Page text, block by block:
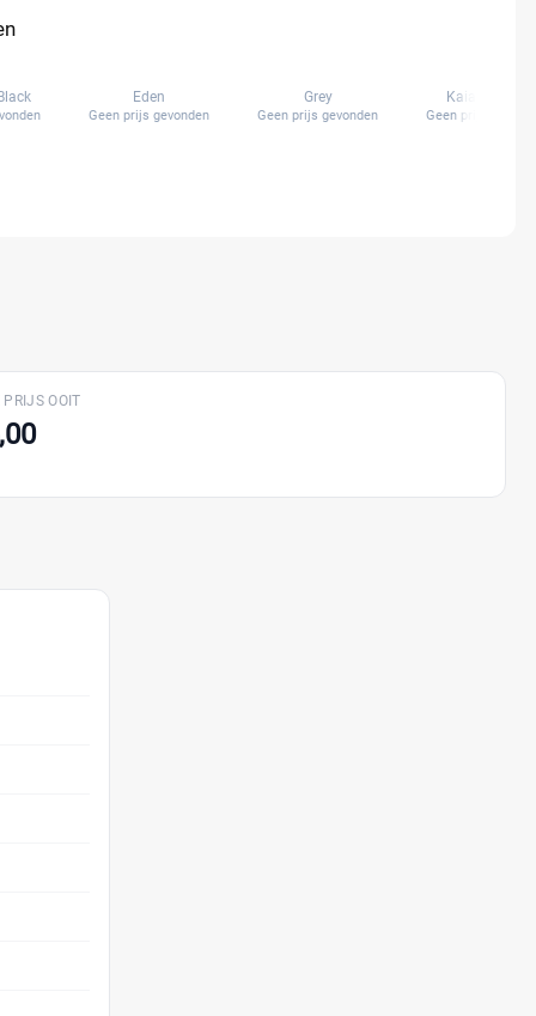
Eden
Geen prijs gevonden
Grey
Geen prijs gevonden
Kaia Leather
Geen prijs
PRIJS OOIT